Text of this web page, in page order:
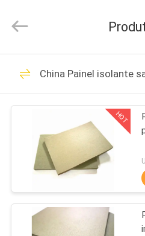
CASA
PRODUTOS
SOBRE
NÓS
EXCURSÃO
Horn
Ltd..
Reserved.
Folha da
da
nitrilo
Folha de
China Painel isolante
HOT